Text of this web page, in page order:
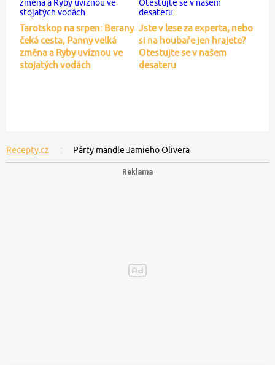
Tarotskop na srpen: Berany
čeká cesta, Panny velká
změna a Ryby uvíznou ve
stojatých vodách
Jste v lese za experta, nebo
si na houbaře jen hrajete?
Otestujte se v našem
desateru
Recepty.cz Párty mandle Jamieho Olivera